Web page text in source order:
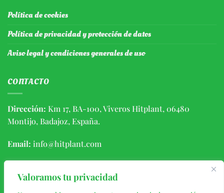
Valoramos tu privacidad
Política de cookies
Política de privacidad y protección de datos
Aviso legal y condiciones generales de uso
CONTACTO
Dirección: Km 17, BA-100, Viveros Hitplant, 06480
Montijo, Badajoz, España.
Email: info@hitplant.com